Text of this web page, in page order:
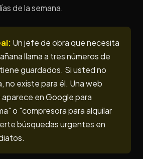
de la semana.
Un jefe de obra que necesita
llama a tres números de
guardados. Si usted no
no existe para él. Una web
en Google para
o "compresora para alquilar
búsquedas urgentes en